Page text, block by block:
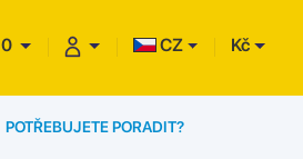
0 CZ Kč
POTŘEBUJETE PORADIT?